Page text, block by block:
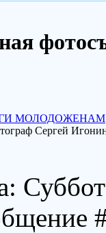
МОЛОДОЖЕНАМ
Сергей